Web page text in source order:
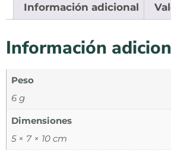
Información adicional
Información
Peso
6 g
Dimensiones
5 × 7 × 10 cm